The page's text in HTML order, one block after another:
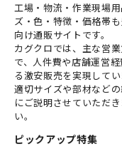
工場・物流・作業現場
ズ・色・特徴・価格帯
向け通販サイトです。
カグクロでは、主な営
で、人件費や店舗運営
る激安販売を実現してい
適切サイズや部材など
にご説明させていただ
い。
ピックアップ特集